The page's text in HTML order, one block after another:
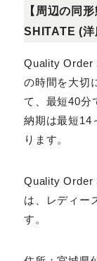
URL：
style.jp/
【周辺の同
SHITATE (
Quality
様の時間を大
期は最短14～
ます。
店では、レデ